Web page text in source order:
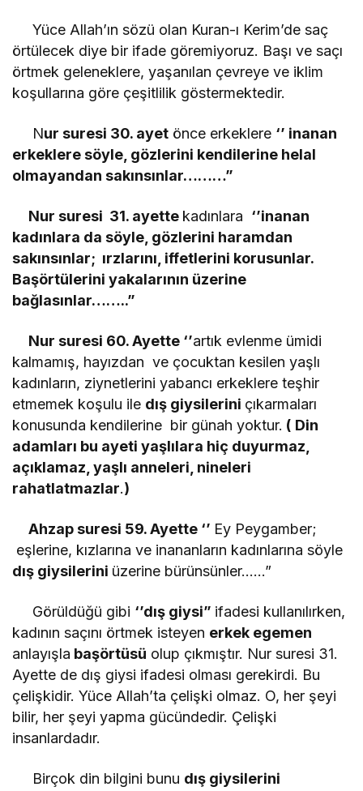
Yüce Allah’ın sözü olan Kuran-ı Kerim’de saç
örtülecek diye bir ifade göremiyoruz. Başı ve saçı
örtmek geleneklere, yaşanılan çevreye ve iklim
koşullarına göre çeşitlilik göstermektedir.
Nur suresi 30. ayet önce erkeklere ‘’ inanan
erkeklere söyle, gözlerini kendilerine helal
olmayandan sakınsınlar………”
Nur suresi 31. ayette kadınlara ‘’inanan
kadınlara da söyle, gözlerini haramdan
sakınsınlar; ırzlarını, iffetlerini korusunlar.
Başörtülerini yakalarının üzerine
bağlasınlar……..”
Nur suresi 60. Ayette ‘’artık evlenme ümidi
kalmamış, hayızdan ve çocuktan kesilen yaşlı
kadınların, ziynetlerini yabancı erkeklere teşhir
etmemek koşulu ile dış giysilerini çıkarmaları
konusunda kendilerine bir günah yoktur. ( Din
adamları bu ayeti yaşlılara hiç duyurmaz,
açıklamaz, yaşlı anneleri, nineleri
rahatlatmazlar.)
Ahzap suresi 59. Ayette ‘’ Ey Peygamber;
eşlerine, kızlarına ve inananların kadınlarına söyle
dış giysilerini üzerine bürünsünler……”
Görüldüğü gibi ‘’dış giysi” ifadesi kullanılırken,
kadının saçını örtmek isteyen erkek egemen
anlayışla başörtüsü olup çıkmıştır. Nur suresi 31.
Ayette de dış giysi ifadesi olması gerekirdi. Bu
çelişkidir. Yüce Allah’ta çelişki olmaz. O, her şeyi
bilir, her şeyi yapma gücündedir. Çelişki
insanlardadır.
Birçok din bilgini bunu dış giysilerini